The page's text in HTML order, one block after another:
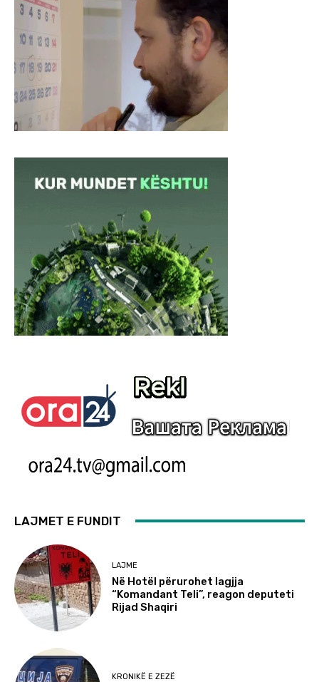
LAJMET E FUNDIT
LAJME
Në Hotël përurohet lagjja
“Komandant Teli”, reagon deputeti
Rijad Shaqiri
KRONIKË E ZEZË